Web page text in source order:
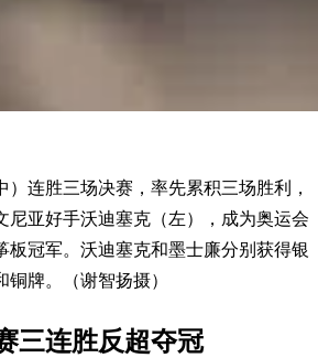
）连胜三场决赛，率先累积三场胜利，
尼亚好手沃迪塞克（左），成为奥运会
板冠军。沃迪塞克和墨士廉分别获得银
铜牌。（谢智扬摄）
三连胜反超夺冠